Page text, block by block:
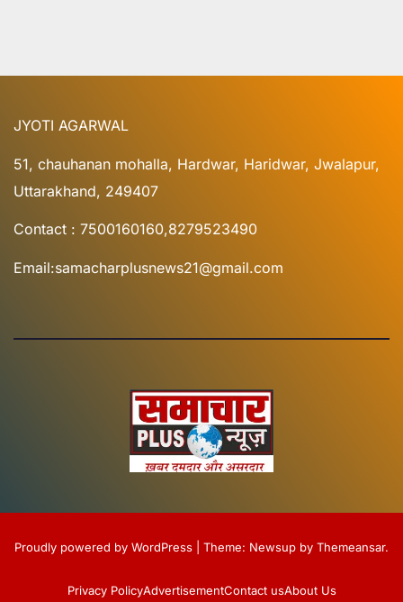
JYOTI AGARWAL
51, chauhanan mohalla, Hardwar, Haridwar, Jwalapur,
Uttarakhand, 249407
Contact : 7500160160,8279523490
Email:samacharplusnews21@gmail.com
Proudly powered by WordPress Theme: Newsup by Themeansar.
Privacy PolicyAdvertisementContact usAbout Us